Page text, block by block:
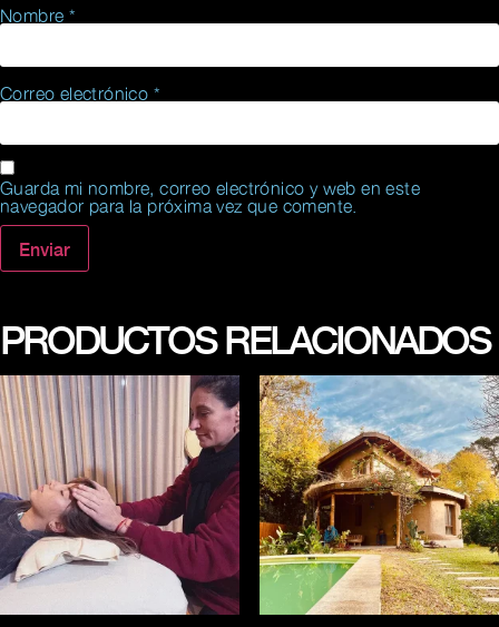
Nombre *
Correo electrónico *
Guarda mi nombre, correo electrónico y web en este
navegador para la próxima vez que comente.
PRODUCTOS RELACIONADOS